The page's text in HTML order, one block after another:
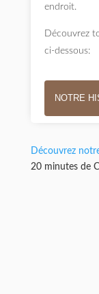
endroit.
Découvrez
ci-dessous:
NOTRE
Découvrez
20 minutes de